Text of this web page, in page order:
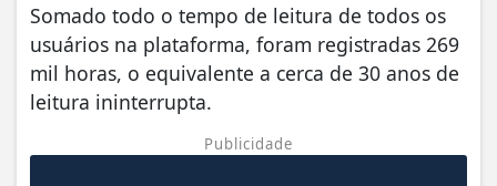
Somado todo o tempo de leitura de todos os
usuários na plataforma, foram registradas 269
mil horas, o equivalente a cerca de 30 anos de
leitura ininterrupta.
Publicidade